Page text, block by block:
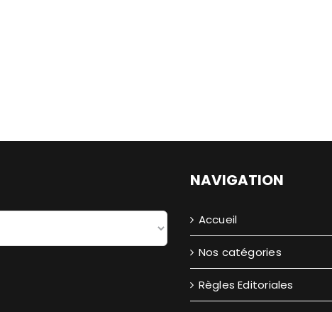
NAVIGATION
Accueil
Nos catégories
Règles Editoriales